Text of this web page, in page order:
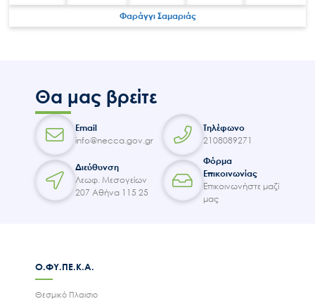
Φαράγγι Σαμαριάς
Θα μας βρείτε
Email
info@necca.gov.gr
Τηλέφωνο
2108089271
Διεύθυνση
Λεωφ. Μεσογείων
207 Αθήνα 115 25
Φόρμα
Επικοινωνίας
Επικοινωνήστε μαζί
μας
Ο.ΦΥ.ΠΕ.Κ.Α.
Θεσμικό Πλαισιο